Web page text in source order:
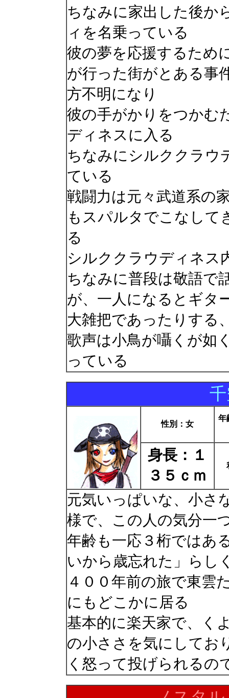
ちなみに家出した後か
ィを名乗っている
彼の夢を応援するため
が行った街がとある事
方不明になり
彼の手がかりをつかむ
ディネスに入る
ちなみにシルククラウ
ている
戦闘力は元々武道系の
もスパルタでこなして
る
シルククラウディネス
ちなみに普段は敬語で
が、一人になるとギタ
大雑把であったりする
歌声は小鳥が囁くが如
っている
性別：女
年
身長：１
３５ｃｍ
元気いっぱいな、小さ
様で、この人の気分一
年齢も一応３桁ではあ
いから歳忘れた」らし
４００年前の旅で東雲
にもどこかに居る
基本的に楽天家で、く
の小ささを気にしてお
く怒って投げられるの